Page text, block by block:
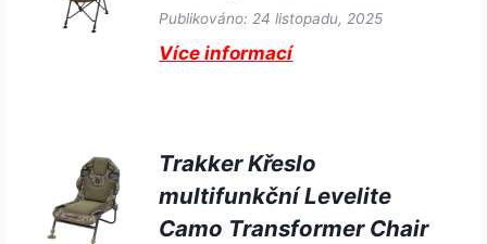
Publikováno: 24 listopadu, 2025
Více informací
Trakker Křeslo
multifunkční Levelite
Camo Transformer Chair